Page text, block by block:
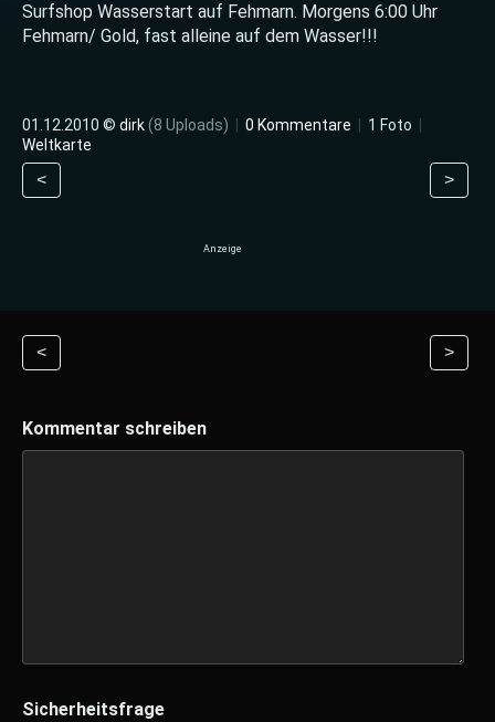
Surfshop Wasserstart auf Fehmarn. Morgens 6:00 Uhr
Fehmarn/ Gold, fast alleine auf dem Wasser!!!
01.12.2010 © dirk(8 Uploads) 0 Kommentare 1 Foto
Weltkarte
< >
< >
Kommentar schreiben
Sicherheitsfrage